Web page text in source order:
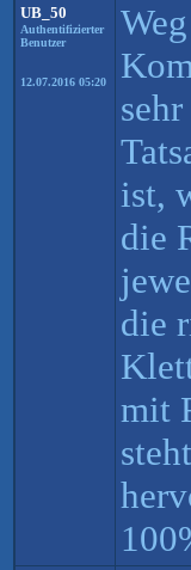
UB_50
Authentifizierter
Benutzer
12.07.2016 05:20
ist,
die
die
mit